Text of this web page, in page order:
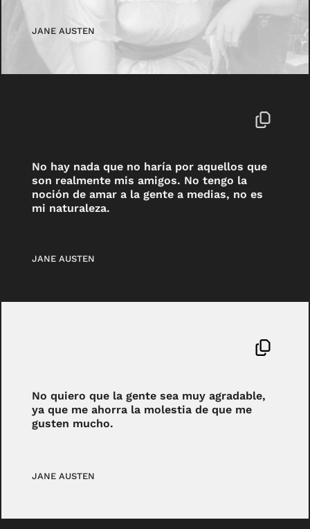
JANE AUSTEN
No hay nada que no haría por aquellos que
son realmente mis amigos. No tengo la
noción de amar a la gente a medias, no es
mi naturaleza.
JANE AUSTEN
No quiero que la gente sea muy agradable,
ya que me ahorra la molestia de que me
gusten mucho.
JANE AUSTEN